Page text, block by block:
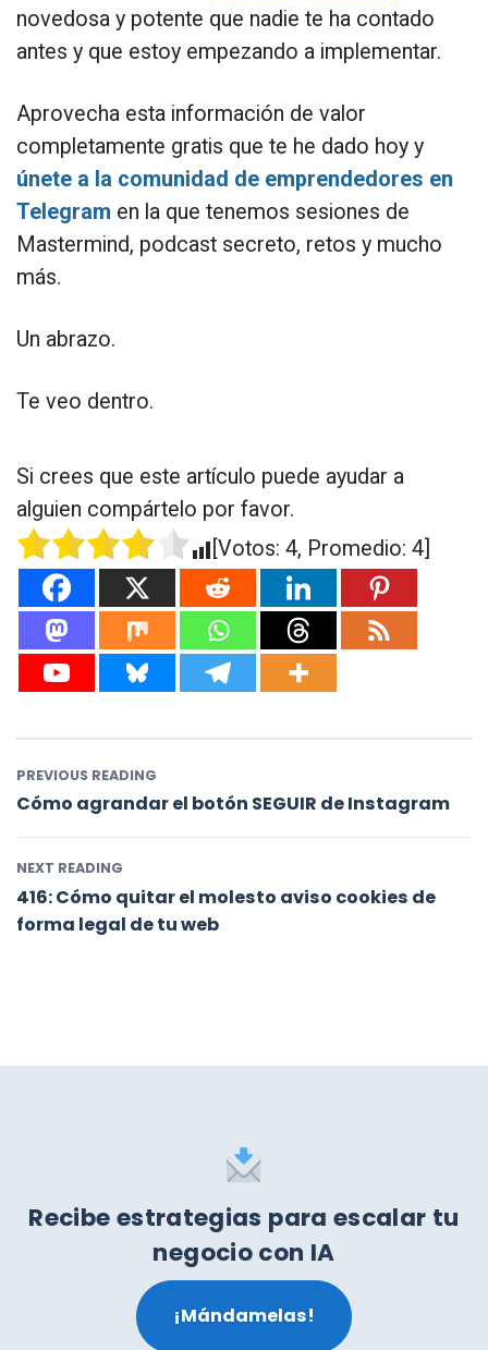
novedosa y potente que nadie te ha contado
antes y que estoy empezando a implementar.
Aprovecha esta información de valor
completamente gratis que te he dado hoy y
únete a la comunidad de emprendedores en
Telegram en la que tenemos sesiones de
Mastermind, podcast secreto, retos y mucho
más.
Un abrazo.
Te veo dentro.
Si crees que este artículo puede ayudar a
alguien compártelo por favor.
[Votos: 4, Promedio: 4
PREVIOUS READING
Cómo agrandar el botón SEGUIR de Instagram
NEXT READING
416: Cómo quitar el molesto aviso cookies de
forma legal de tu web
Recibe estrategias para escalar tu
negocio con IA
¡Mándamelas!